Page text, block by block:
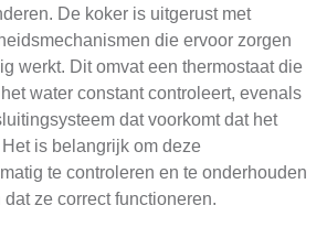
De koker is uitgerust met
die ervoor zorgen
werkt. Dit omvat een thermostaat die
water constant controleert, evenals
dat voorkomt dat het
is belangrijk om deze
te controleren en te onderhouden
ze correct functioneren.